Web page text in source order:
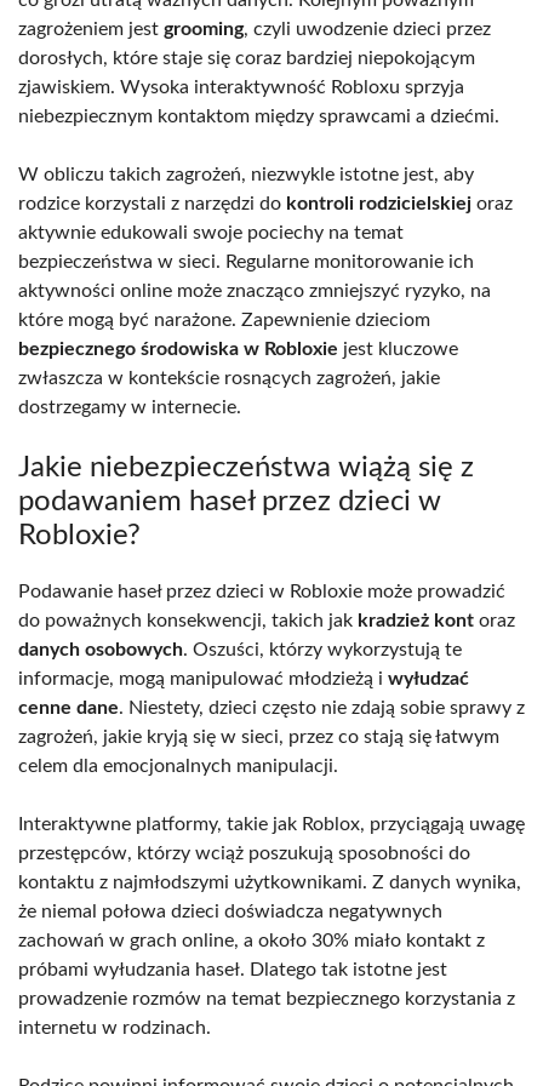
zagrożeniem jest grooming, czyli uwodzenie dzieci przez
dorosłych, które staje się coraz bardziej niepokojącym
zjawiskiem. Wysoka interaktywność Robloxu sprzyja
niebezpiecznym kontaktom między sprawcami a dziećmi.
W obliczu takich zagrożeń, niezwykle istotne jest, aby
rodzice korzystali z narzędzi do kontroli rodzicielskiej oraz
aktywnie edukowali swoje pociechy na temat
bezpieczeństwa w sieci. Regularne monitorowanie ich
aktywności online może znacząco zmniejszyć ryzyko, na
które mogą być narażone. Zapewnienie dzieciom
bezpiecznego środowiska w Robloxie jest kluczowe
zwłaszcza w kontekście rosnących zagrożeń, jakie
dostrzegamy w internecie.
Jakie niebezpieczeństwa wiążą się z
podawaniem haseł przez dzieci w
Robloxie?
Podawanie haseł przez dzieci w Robloxie może prowadzić
do poważnych konsekwencji, takich jak kradzież kont oraz
danych osobowych. Oszuści, którzy wykorzystują te
informacje, mogą manipulować młodzieżą i wyłudzać
cenne dane. Niestety, dzieci często nie zdają sobie sprawy z
zagrożeń, jakie kryją się w sieci, przez co stają się łatwym
celem dla emocjonalnych manipulacji.
Interaktywne platformy, takie jak Roblox, przyciągają uwagę
przestępców, którzy wciąż poszukują sposobności do
kontaktu z najmłodszymi użytkownikami. Z danych wynika,
że niemal połowa dzieci doświadcza negatywnych
zachowań w grach online, a około 30% miało kontakt z
próbami wyłudzania haseł. Dlatego tak istotne jest
prowadzenie rozmów na temat bezpiecznego korzystania z
internetu w rodzinach.